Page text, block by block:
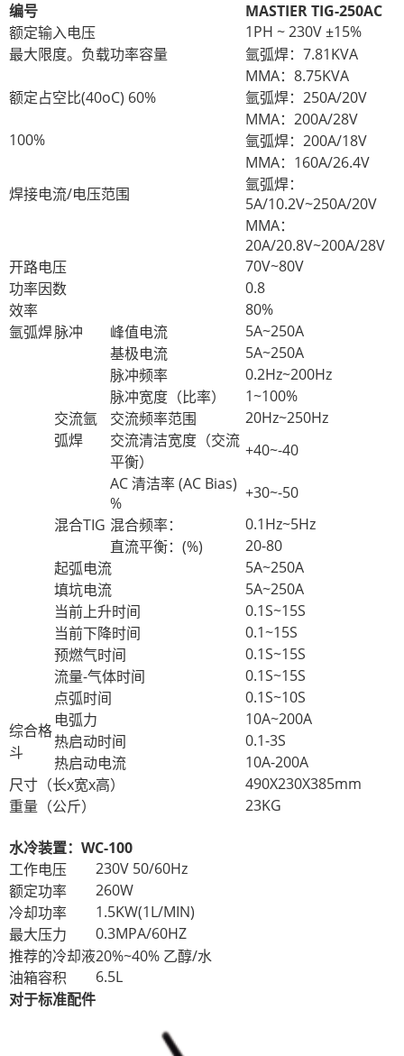
编号
MASTIER TIG-250AC
额定输入电压
1PH ~ 230V ±15%
最大限度。负载功率容量
氩弧焊：7.81KVA
MMA：8.75KVA
额定占空比(40oC) 60%
氩弧焊：250A/20V
MMA：200A/28V
100%
氩弧焊：200A/18V
MMA：160A/26.4V
焊接电流/电压范围
氩弧焊：
5A/10.2V~250A/20V
MMA：
20A/20.8V~200A/28V
开路电压
70V~80V
功率因数
0.8
效率
80%
氩弧焊脉冲 峰值电流
5A~250A
基极电流
5A~250A
脉冲频率
0.2Hz~200Hz
脉冲宽度（比率）
1~100%
交流氩
弧焊
交流频率范围
20Hz~250Hz
交流清洁宽度（交流
平衡）
+40~-40
AC 清洁率 (AC Bias)
%
+30~-50
混合TIG 混合频率：
0.1Hz~5Hz
直流平衡：(%)
20-80
起弧电流
5A~250A
填坑电流
5A~250A
当前上升时间
0.1S~15S
当前下降时间
0.1~15S
预燃气时间
0.1S~15S
流量-气体时间
0.1S~15S
点弧时间
0.1S~10S
综合格
斗
电弧力
10A~200A
热启动时间
0.1-3S
热启动电流
10A-200A
尺寸（长x宽x高）
490X230X385mm
重量（公斤）
23KG
水冷装置：WC-100
工作电压
230V 50/60Hz
额定功率
260W
冷却功率
1.5KW(1L/MIN)
最大压力
0.3MPA/60HZ
推荐的冷却液20%~40% 乙醇/水
油箱容积
6.5L
对于标准配件